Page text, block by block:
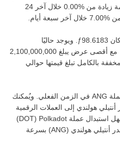
زيادة من ‏
خلال آخر 24
خلال آخر سبعة أيام.
. ويوجد حاليًا
مع أقصى عرض يبلغ
بالكامل تبلغ قيمتها حوالي
ANG في الزمن الفعلي. ويُمكنك
أنتيلي هولندي إلى العملات الرقمية
استبدال عملة Polkadot
(‏
DOT
)
أنتيلي هولندي (‏
ANG) بسرعة